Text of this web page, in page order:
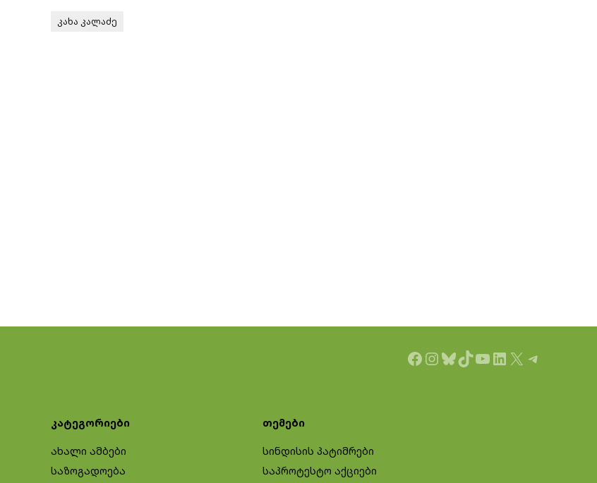
კახა კალაძე
Facebook
Instagram
Bluesky
TikTok
YouTube
LinkedIn
X Telegram
კატეგორიები
ახალი ამბები
საზოგადოება
თემები
სინდისის პატიმრები
საპროტესტო აქციები